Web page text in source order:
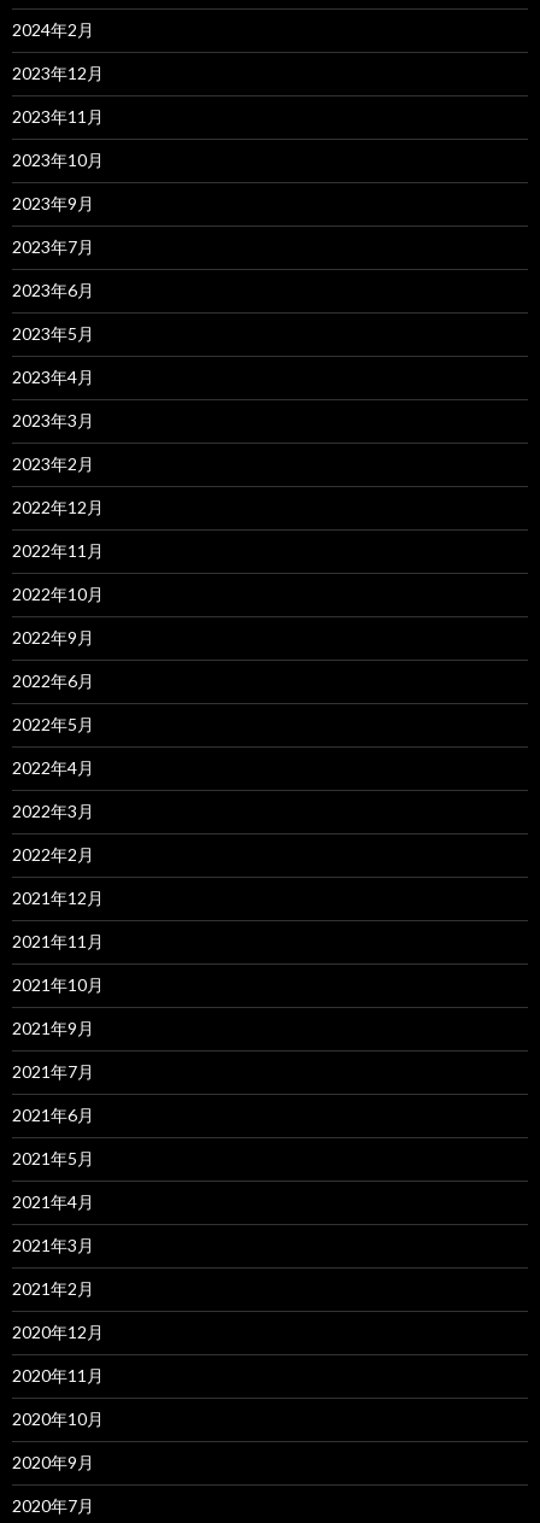
2024年2月
2023年12月
2023年11月
2023年10月
2023年9月
2023年7月
2023年6月
2023年5月
2023年4月
2023年3月
2023年2月
2022年12月
2022年11月
2022年10月
2022年9月
2022年6月
2022年5月
2022年4月
2022年3月
2022年2月
2021年12月
2021年11月
2021年10月
2021年9月
2021年7月
2021年6月
2021年5月
2021年4月
2021年3月
2021年2月
2020年12月
2020年11月
2020年10月
2020年9月
2020年7月